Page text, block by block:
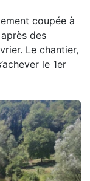
coupée à
des
Le chantier,
le 1er